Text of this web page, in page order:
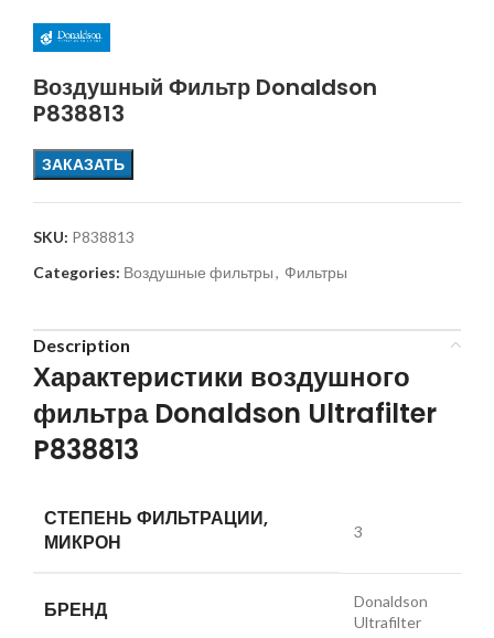
Воздушный Фильтр Donaldson
P838813
ЗАКАЗАТЬ
SKU: P838813
Categories: Воздушные фильтры, Фильтры
Description
Характеристики воздушного
фильтра Donaldson Ultrafilter
P838813
СТЕПЕНЬ ФИЛЬТРАЦИИ,
МИКРОН
3
БРЕНД
Donaldson
Ultrafilter